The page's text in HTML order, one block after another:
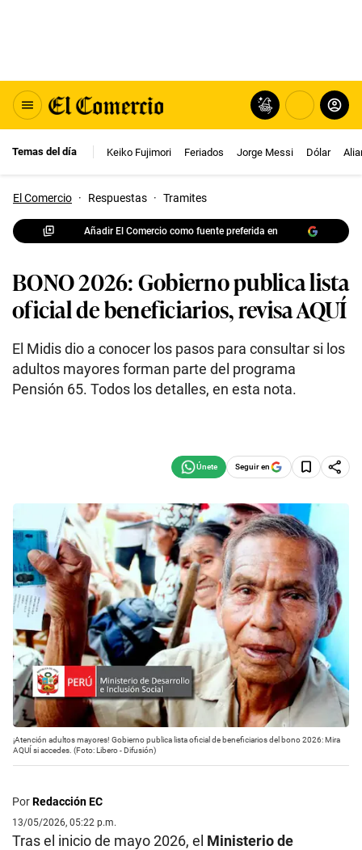
Temas del día Keiko Fujimori Feriados Jorge Messi Dólar
El Comercio · Respuestas · Tramites
Añadir El Comercio como fuente preferida en
BONO 2026: Gobierno publica lista
oficial de beneficiarios, revisa AQUÍ
El Midis dio a conocer los pasos para consultar si los
adultos mayores forman parte del programa
Pensión 65. Todos los detalles, en esta nota.
Seguir en
¡Atención adultos mayores! Gobierno publica lista oficial de beneficiarios del bono 2026: Mira
AQUÍ si accedes. (Foto: Libero - Difusión)
PorRedacción EC
13/05/2026, 05:22 p.m.
Tras el inicio de mayo 2026, el Ministerio de